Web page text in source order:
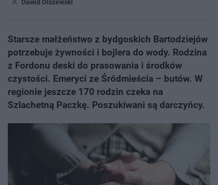
Dawid Olszewski
Starsze małżeństwo z bydgoskich Bartodziejów
potrzebuje żywności i bojlera do wody. Rodzina
z Fordonu deski do prasowania i środków
czystości. Emeryci ze Śródmieścia – butów. W
regionie jeszcze 170 rodzin czeka na
Szlachetną Paczkę. Poszukiwani są darczyńcy.